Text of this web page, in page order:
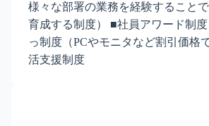
様々な部署の業務を経験すること
育成する制度） ■社員アワード制度
っ制度（PCやモニタなど割引価格
活支援制度